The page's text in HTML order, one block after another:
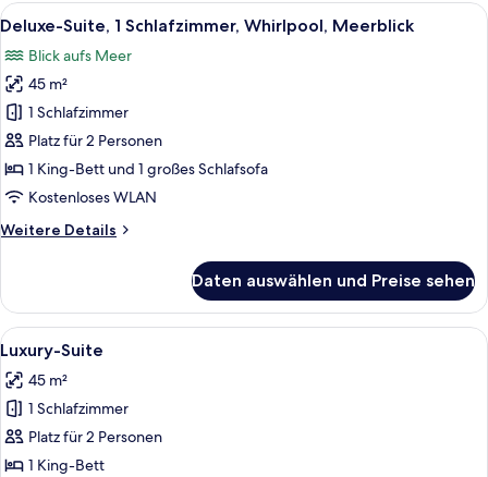
Alle
Fotos
für
Deluxe-
Suite,
1
Schlafzimmer,
Whirlpool,
anzeigen
Ein Hotelzimmer mit Bett, Sofa,
8
Deluxe-Suite, 1 Schlafzimmer, Whirlpool, Meerblick
Blick aufs Meer
45 m²
1 Schlafzimmer
Platz für 2 Personen
1 King-Bett und 1 großes Schlafsofa
Kostenloses WLAN
Weitere Details
Weitere
Suite,
Schlafzimmer,
Whirlpool,
Meerblick
Daten auswählen und Preise sehen
Alle
Fotos
für
Luxury-
Suite
anzeigen
Ein Hotelzimmer mit großem
5
Luxury-Suite
45 m²
1 Schlafzimmer
Platz für 2 Personen
1 King-Bett